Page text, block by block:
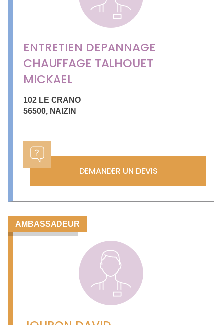
ENTRETIEN DEPANNAGE
CHAUFFAGE TALHOUET
MICKAEL
102 LE CRANO
56500, NAIZIN
DEMANDER UN DEVIS
AMBASSADEUR